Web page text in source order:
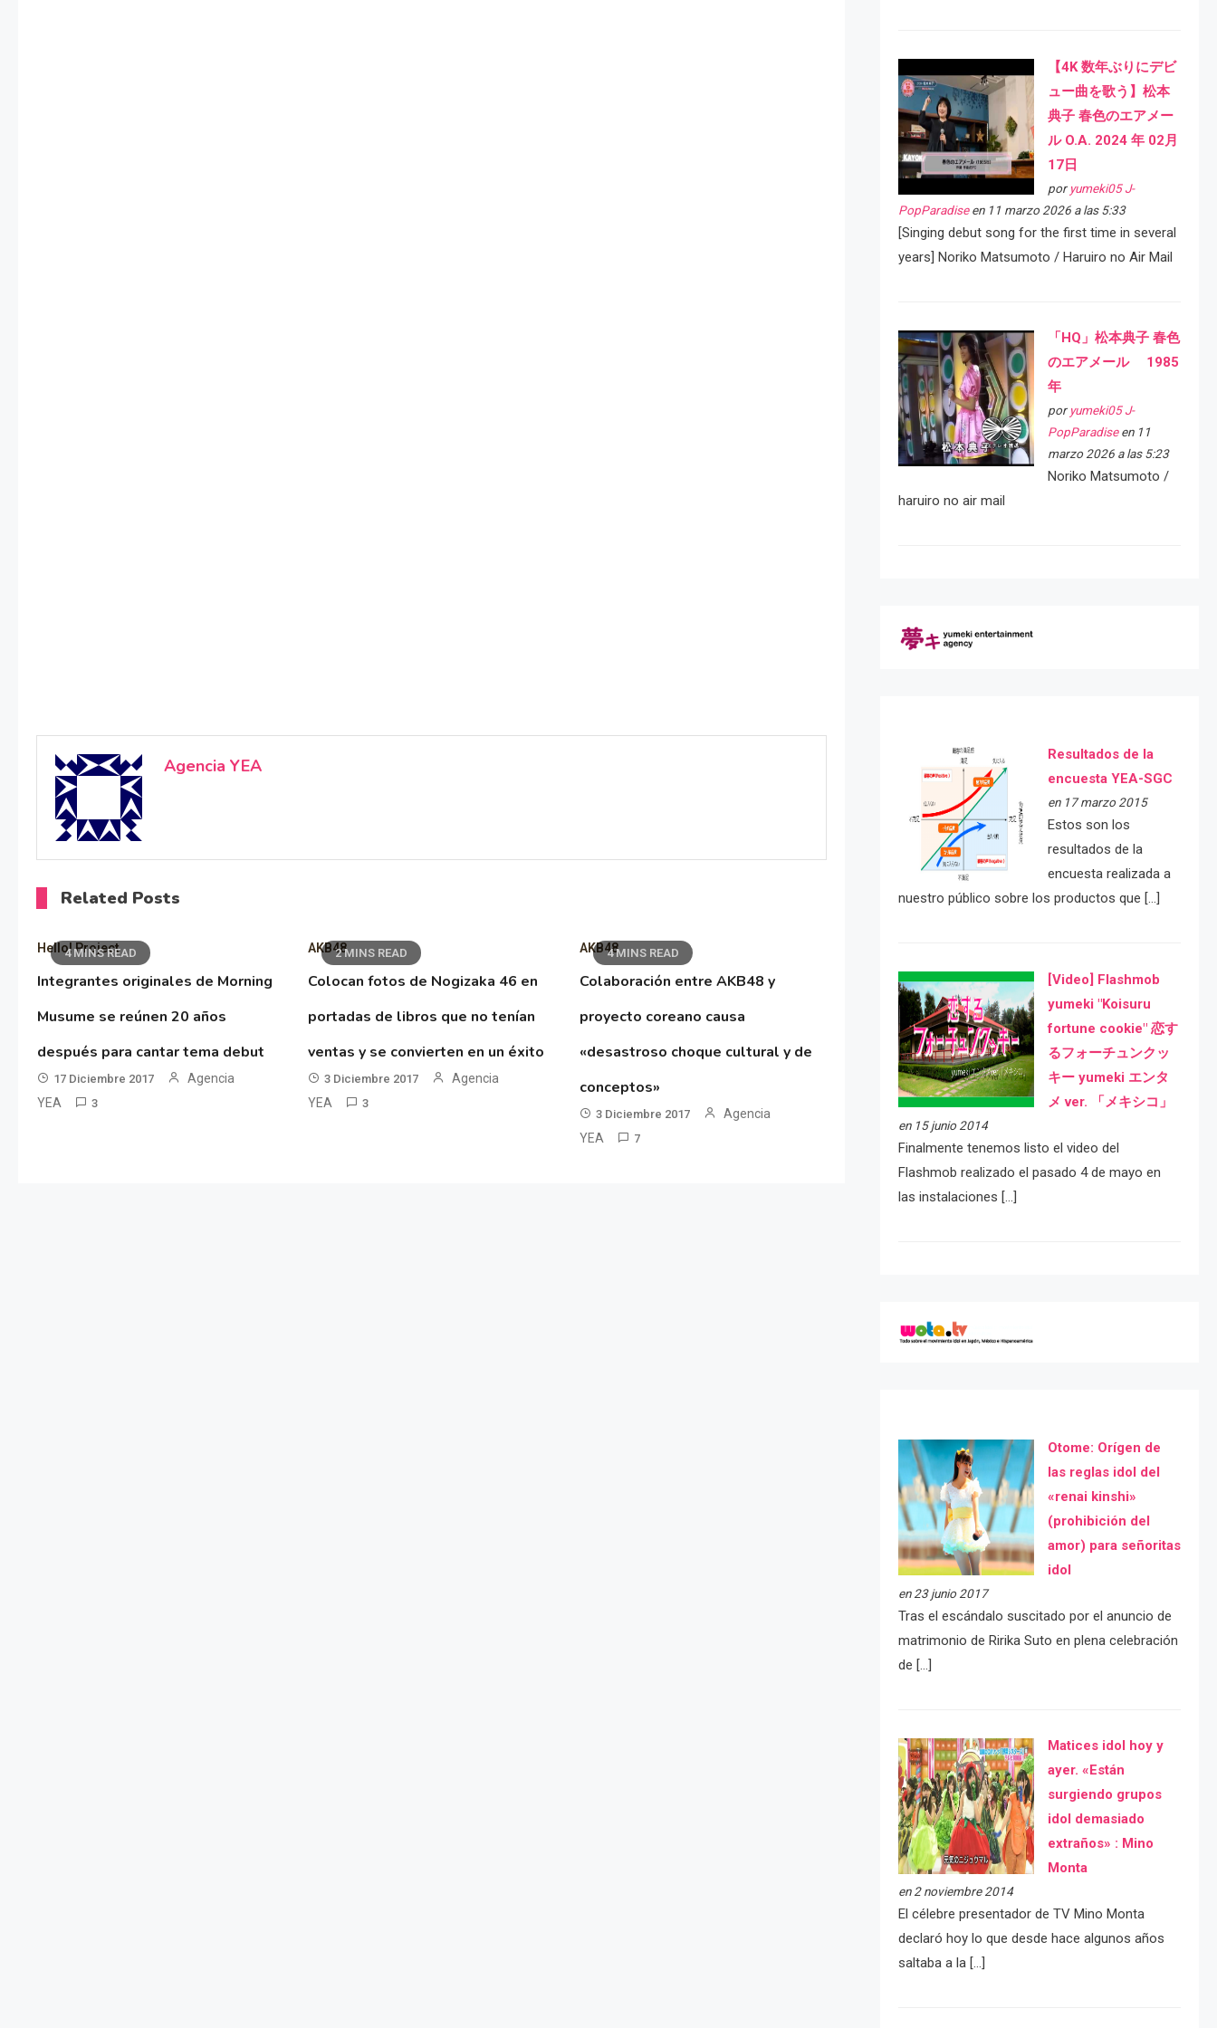
Agencia YEA
Related Posts
4 MINS READ
Hello! Project
Integrantes originales de Morning
Musume se reúnen 20 años
después para cantar tema debut
17 Diciembre 2017
Agencia
YEA
3
2 MINS READ
AKB48
Colocan fotos de Nogizaka 46 en
portadas de libros que no tenían
ventas y se convierten en un éxito
3 Diciembre 2017
Agencia
YEA
3
4 MINS READ
AKB48
Colaboración entre AKB48 y
proyecto coreano causa
«desastroso choque cultural y de
conceptos»
3 Diciembre 2017
Agencia
YEA
7
【4K 数年ぶりにデビ
ュー曲を歌う】松本
典子 春色のエアメー
ル O.A. 2024 年 02月
17日
por yumeki05 J-
PopParadiseen 11 marzo 2026 a las 5:33
[Singing debut song for the first time in several
years] Noriko Matsumoto / Haruiro no Air Mail
「HQ」松本典子 春色
のエアメール 1985
年
por yumeki05 J-
PopParadiseen 11
marzo 2026 a las 5:23
Noriko Matsumoto /
haruiro no air mail
Resultados de la
encuesta YEA-SGC
en 17 marzo 2015
Estos son los
resultados de la
encuesta realizada a
nuestro público sobre los productos que […]
[Video] Flashmob
yumeki "Koisuru
fortune cookie" 恋す
るフォーチュンクッ
キー yumeki エンタ
メ ver. 「メキシコ」
en 15 junio 2014
Finalmente tenemos listo el video del
Flashmob realizado el pasado 4 de mayo en
las instalaciones […]
Otome: Orígen de
las reglas idol del
«renai kinshi»
(prohibición del
amor) para señoritas
idol
en 23 junio 2017
Tras el escándalo suscitado por el anuncio de
matrimonio de Ririka Suto en plena celebración
de […]
Matices idol hoy y
ayer. «Están
surgiendo grupos
idol demasiado
extraños» : Mino
Monta
en 2 noviembre 2014
El célebre presentador de TV Mino Monta
declaró hoy lo que desde hace algunos años
saltaba a la […]